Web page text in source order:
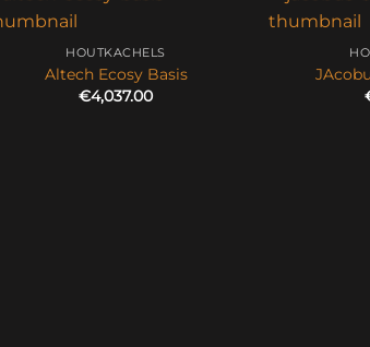
HOUTKACHELS
Altech Ecosy Basis
€4,037.00